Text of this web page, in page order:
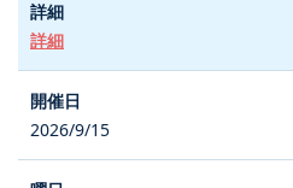
詳細
2026/9/15